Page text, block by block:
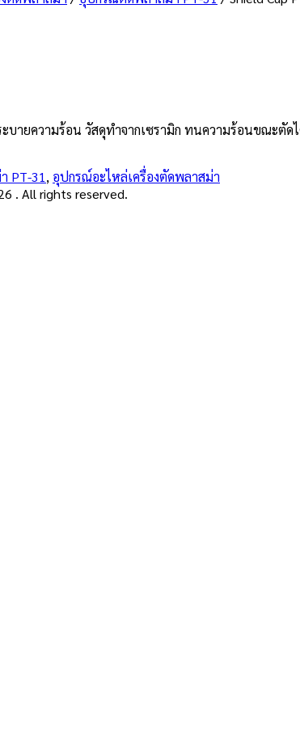
บายความร้อน วัสดุทำจากเซรามิก ทนความร้อนขณะตัด
PT-31 , อุปกรณ์อะไหล่เครื่องตัดพลาสม่า
. All rights reserved.